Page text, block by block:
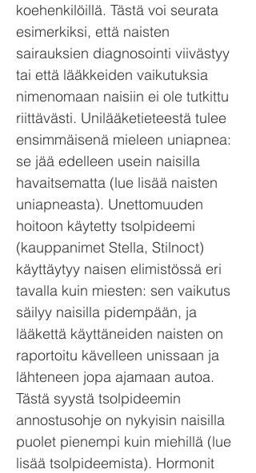
koehenkilöillä. Tästä voi seurata
esimerkiksi, että naisten
sairauksien diagnosointi viivästyy
tai että lääkkeiden vaikutuksia
nimenomaan naisiin ei ole tutkittu
riittävästi. Unilääketieteestä tulee
ensimmäisenä mieleen uniapnea:
se jää edelleen usein naisilla
havaitsematta (lue lisää naisten
uniapneasta). Unettomuuden
hoitoon käytetty tsolpideemi
(kauppanimet Stella, Stilnoct)
käyttäytyy naisen elimistössä eri
tavalla kuin miesten: sen vaikutus
säilyy naisilla pidempään, ja
lääkettä käyttäneiden naisten on
raportoitu kävelleen unissaan ja
lähteneen jopa ajamaan autoa.
Tästä syystä tsolpideemin
annostusohje on nykyisin naisilla
puolet pienempi kuin miehillä (lue
lisää tsolpideemista). Hormonit